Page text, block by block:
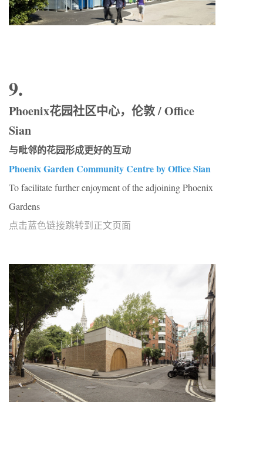
9.
Phoenix花园社区中心，伦敦 / Office
Sian
与毗邻的花园形成更好的互动
Phoenix Garden Community Centre by Office Sian
To facilitate further enjoyment of the adjoining Phoenix
Gardens
点击蓝色链接跳转到正文页面